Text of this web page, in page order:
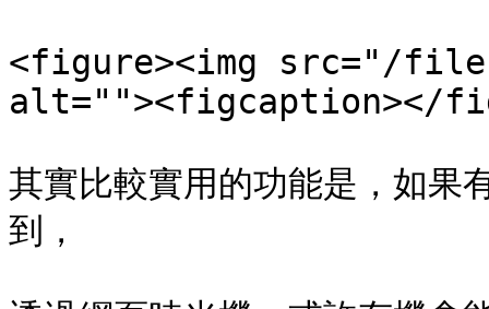
<figure><img src="/files/
alt=""><figcaption></
其實比較實用的功能是，如果
到，